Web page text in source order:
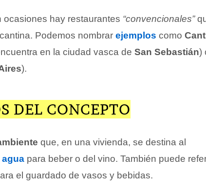
ocasiones hay restaurantes “convencionales”
Podemos nombrar ejemplos como
en la ciudad vasca de San Sebastián)
).
DEL CONCEPTO
que, en una vivienda, se destina al
agua para beber o del vino. También puede
el guardado de vasos y bebidas.